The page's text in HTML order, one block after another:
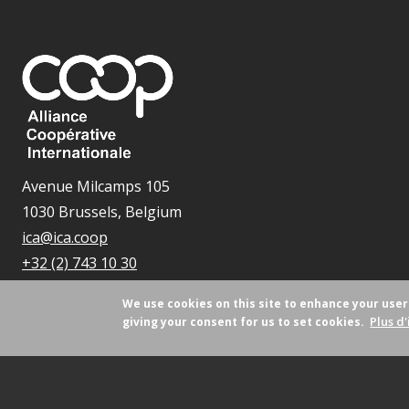
Avenue Milcamps 105
1030 Brussels, Belgium
ica@ica.coop
+32 (2) 743 10 30
We use cookies on this site to enhance your
giving your consent for us to set cookies. Plus